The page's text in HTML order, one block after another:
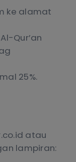
ke alamat
Qur’an
25%.
atau
lampiran: